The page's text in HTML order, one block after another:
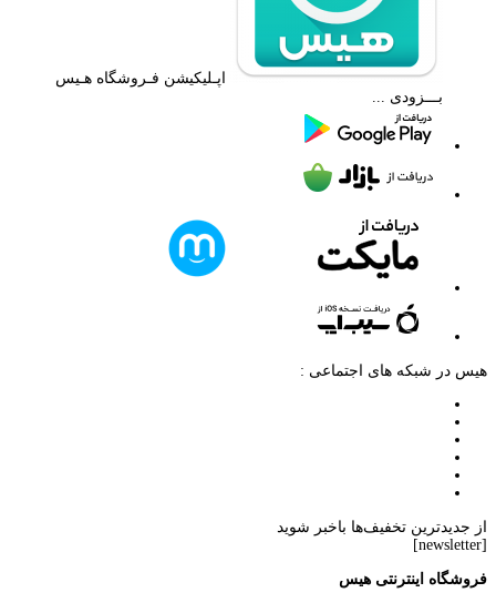
اپـلیکیشن فـروشگاه هـیس
بـــزودی ...
هیس در شبکه های اجتماعی :
از جدیدترین تخفیف‌ها باخبر شوید
[newsletter]
فروشگاه اینترنتی هیس